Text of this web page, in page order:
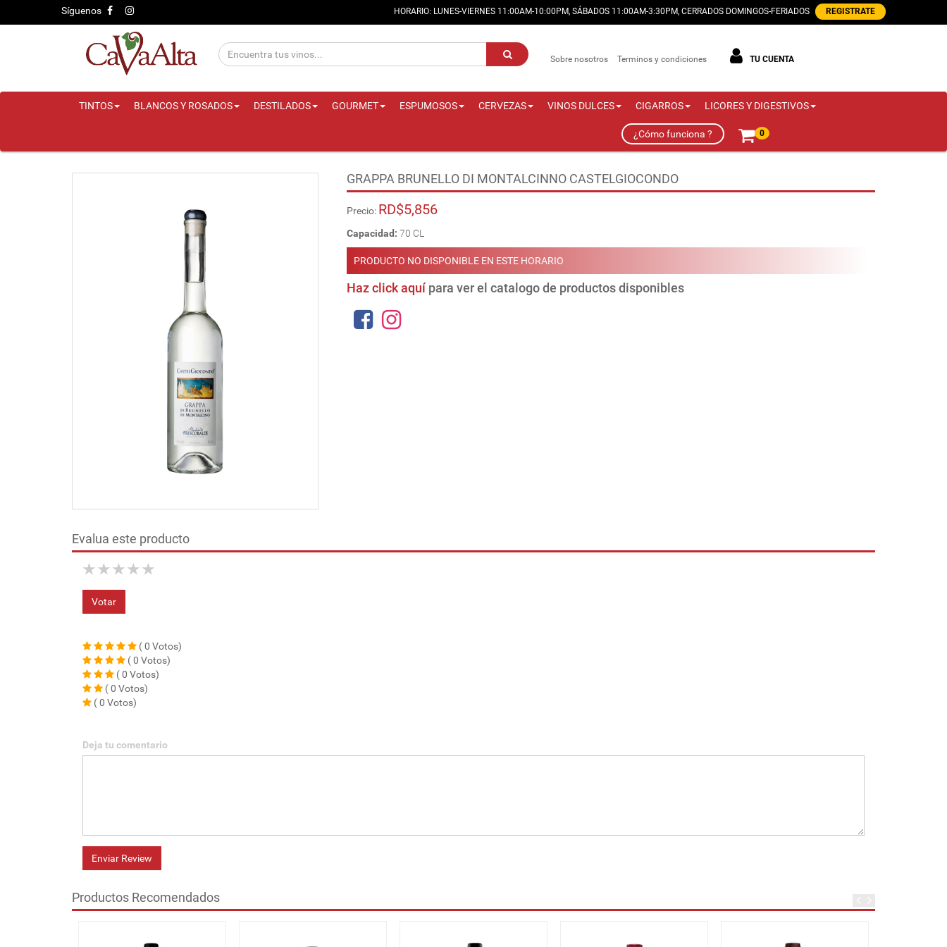
Síguenos HORARIO: LUNES-VIERNES 11:00AM-10:00PM, SÁBADOS 11:00AM-3:30PM, CERRADOS DOMINGOS-FERIADOS REGISTRATE
Sobre nosotros Terminos y condiciones TU CUENTA
TINTOS BLANCOS Y ROSADOS DESTILADOS GOURMET ESPUMOSOS CERVEZAS VINOS DULCES CIGARROS LICORES Y DIGESTIVOS
¿Cómo funciona ? 0
GRAPPA BRUNELLO DI MONTALCINNO CASTELGIOCONDO
Precio: RD$5,856
Capacidad: 70 CL
PRODUCTO NO DISPONIBLE EN ESTE HORARIO
Haz click aquípara ver el catalogo de productos disponibles
Evalua este producto
★
★
★
★
★
Votar
( 0 Votos)
( 0 Votos)
( 0 Votos)
( 0 Votos)
( 0 Votos)
Deja tu comentario
Enviar Review
Productos Recomendados